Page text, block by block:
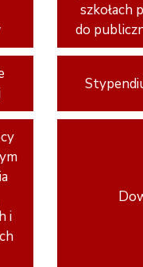
szkołach
do
i